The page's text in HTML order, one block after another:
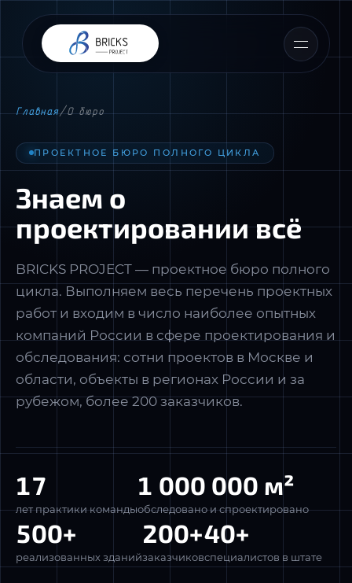
Я согласен(-на) сПолитикой обработки
Отправить →
Главная/О бюро
ПРОЕКТНОЕ БЮРО ПОЛНОГО ЦИКЛА
Знаем о
проектировании всё
BRICKS PROJECT — проектное бюро полного
цикла. Выполняем весь перечень проектных
работ и входим в число наиболее опытных
компаний России в сфере проектирования и
обследования: сотни проектов в Москве и
области, объекты в регионах России и за
рубежом, более 200 заказчиков.
17
лет практики команды
1 000 000 м²
обследовано и спроектировано
500+
реализованных зданий
200+
заказчиков
40+
специалистов в штате